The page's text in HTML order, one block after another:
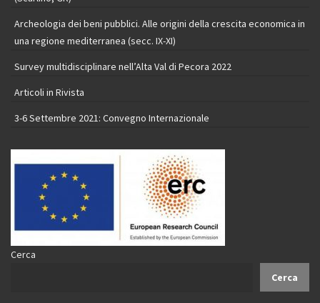
Archeologia dei beni pubblici. Alle origini della crescita economica in
una regione mediterranea (secc. IX-XI)
Survey multidisciplinare nell’Alta Val di Pecora 2022
Articoli in Rivista
3-6 Settembre 2021: Convegno Internazionale
Cerca
Cerca